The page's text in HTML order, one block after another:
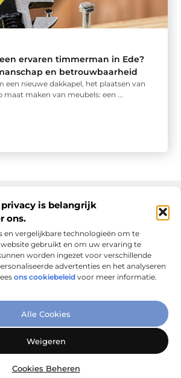
privacy is belangrijk
ons.
en vergelijkbare technologieën om te
gebruikt en om uw ervaring te
worden ingezet voor verschillende
advertenties en het analyseren
ons cookiebeleid voor meer informatie.
Alle Cookies
Weigeren
Cookies Beheren
ervaren timmerman in Ede?
en betrouwbaarheid
een nieuwe dakkapel, het plaatsen van
maat maken van meubels: een ...
Artikelen, Deel Inzichten
vandaag nog!